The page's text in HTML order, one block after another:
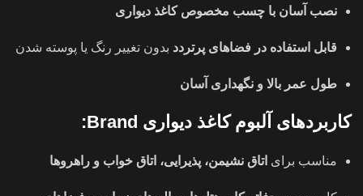
نصب آسان با چسب مخصوص کاغذ دیواری
قابل استفاده در فضاهای پرتردد بدون تغییر رنگ یا پوسته شدن
طول عمر بالا و نگهداری آسان
کاربردهای آلبوم کاغذ دیواری Brand:
مناسب برای اتاق نشیمن، پذیرایی، اتاق خواب و راهروها